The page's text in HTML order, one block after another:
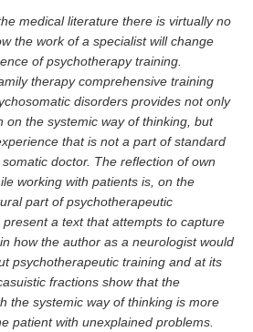
medical literature there is virtually no
the work of a specialist will change
of psychotherapy training.
therapy comprehensive training
disorders provides not only
on the systemic way of thinking, but
that is not a part of standard
doctor. The reflection of own
working with patients is, on the
part of psychotherapeutic
present a text that attempts to capture
how the author as a neurologist would
psychotherapeutic training and at its
fractions show that the
the systemic way of thinking is more
patient with unexplained problems.